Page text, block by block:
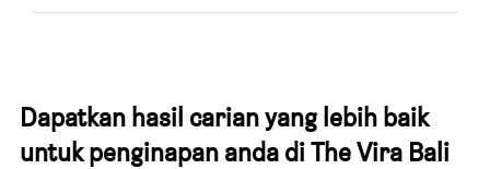
Dapatkan hasil carian yang lebih baik
untuk penginapan anda di The Vira Bali